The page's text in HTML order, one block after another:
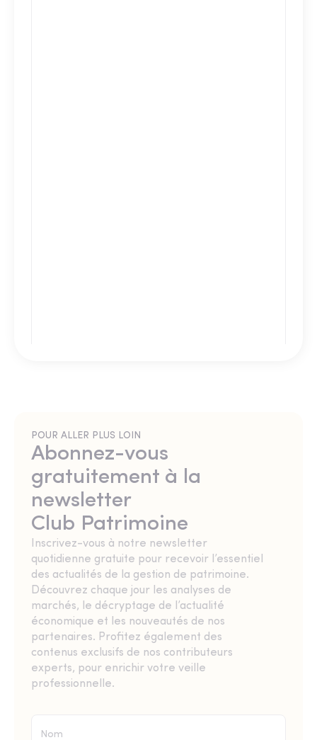
POUR ALLER PLUS LOIN
Abonnez-vous
gratuitement à la
newsletter
Club Patrimoine
Inscrivez-vous à notre newsletter
quotidienne gratuite pour recevoir l’essentiel
des actualités de la gestion de patrimoine.
Découvrez chaque jour les analyses de
marchés, le décryptage de l’actualité
économique et les nouveautés de nos
partenaires. Profitez également des
contenus exclusifs de nos contributeurs
experts, pour enrichir votre veille
professionnelle.